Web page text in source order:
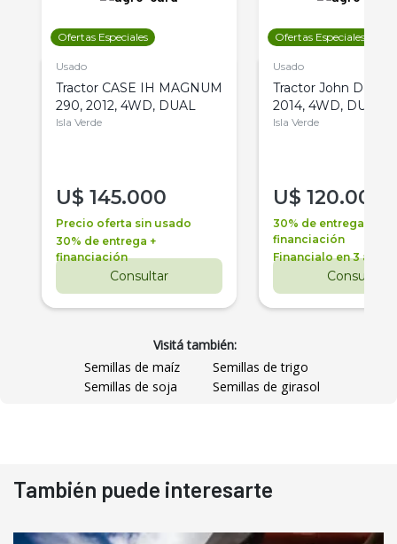
Ofertas Especiales
Usado
Tractor CASE IH MAGNUM
290, 2012, 4WD, DUAL
Isla Verde
U$ 145.000
Precio oferta sin usado
30% de entrega +
financiación
Consultar
Ofertas Especiales
Usado
Tractor John Deere
2014, 4WD, DUAL
Isla Verde
U$ 120.000
30% de entrega +
financiación
Financialo en 3 años
Consultar
Visitá también:
Semillas de maíz
Semillas de trigo
Semillas de soja
Semillas de girasol
También puede interesarte